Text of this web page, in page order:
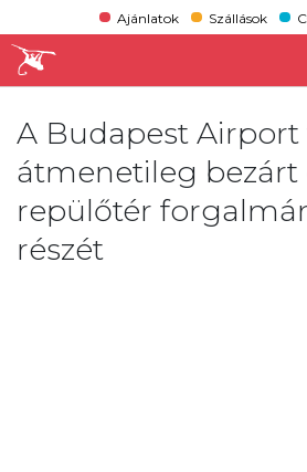
Ajánlatok Szállások
A Budapest Airport
átmenetileg bezárt
repülőtér
részét